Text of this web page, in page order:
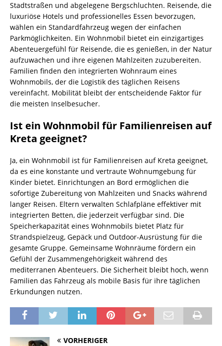
Stadtstraßen und abgelegene Bergschluchten. Reisende, die
luxuriöse Hotels und professionelles Essen bevorzugen,
wählen ein Standardfahrzeug wegen der einfachen
Parkmöglichkeiten. Ein Wohnmobil bietet ein einzigartiges
Abenteuergefühl für Reisende, die es genießen, in der Natur
aufzuwachen und ihre eigenen Mahlzeiten zuzubereiten.
Familien finden den integrierten Wohnraum eines
Wohnmobils, der die Logistik des täglichen Reisens
vereinfacht. Mobilität bleibt der entscheidende Faktor für
die meisten Inselbesucher.
Ist ein Wohnmobil für Familienreisen auf
Kreta geeignet?
Ja, ein Wohnmobil ist für Familienreisen auf Kreta geeignet,
da es eine konstante und vertraute Wohnumgebung für
Kinder bietet. Einrichtungen an Bord ermöglichen die
sofortige Zubereitung von Mahlzeiten und Snacks während
langer Reisen. Eltern verwalten Schlafpläne effektiver mit
integrierten Betten, die jederzeit verfügbar sind. Die
Speicherkapazität eines Wohnmobils bietet Platz für
Strandspielzeug, Gepäck und Outdoor-Ausrüstung für die
gesamte Gruppe. Gemeinsame Wohnräume fördern ein
Gefühl der Zusammengehörigkeit während des
mediterranen Abenteuers. Die Sicherheit bleibt hoch, wenn
Familien das Fahrzeug als mobile Basis für ihre täglichen
Erkundungen nutzen.
VORHERIGER